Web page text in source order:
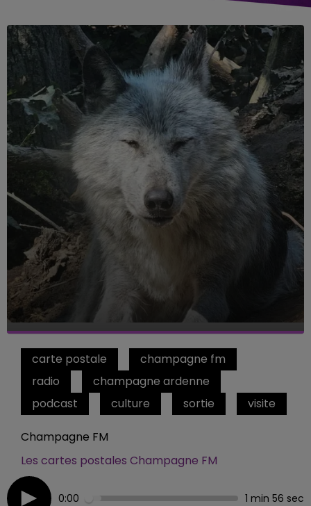
carte postale
champagne fm
radio
champagne ardenne
podcast
culture sortie visite
Champagne FM
Les cartes postales Champagne FM
0:00 1 min 56 sec